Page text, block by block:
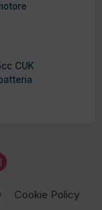
CUK
Cookie Policy